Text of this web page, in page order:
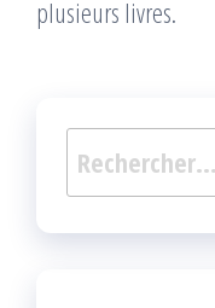
plusieurs livres.
Rechercher :